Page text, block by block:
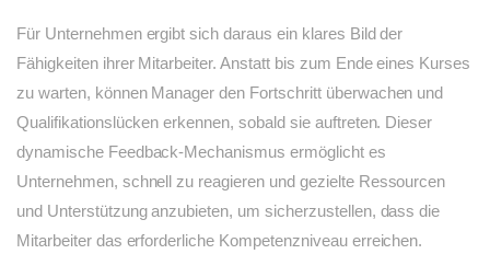
Für Unternehmen ergibt sich daraus ein klares Bild der
Fähigkeiten ihrer Mitarbeiter. Anstatt bis zum Ende eines Kurses
zu warten, können Manager den Fortschritt überwachen und
Qualifikationslücken erkennen, sobald sie auftreten. Dieser
dynamische Feedback-Mechanismus ermöglicht es
Unternehmen, schnell zu reagieren und gezielte Ressourcen
und Unterstützung anzubieten, um sicherzustellen, dass die
Mitarbeiter das erforderliche Kompetenzniveau erreichen.